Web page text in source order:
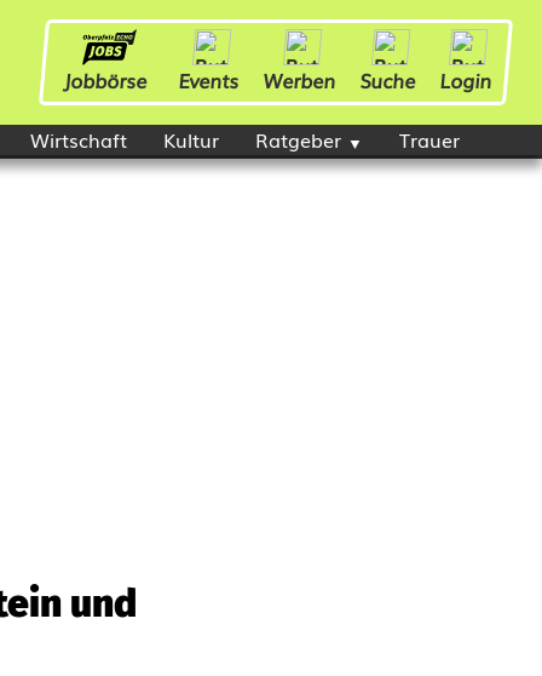
Jobbörse Events Werben Suche Login
Wirtschaft Kultur Ratgeber Trauer
und